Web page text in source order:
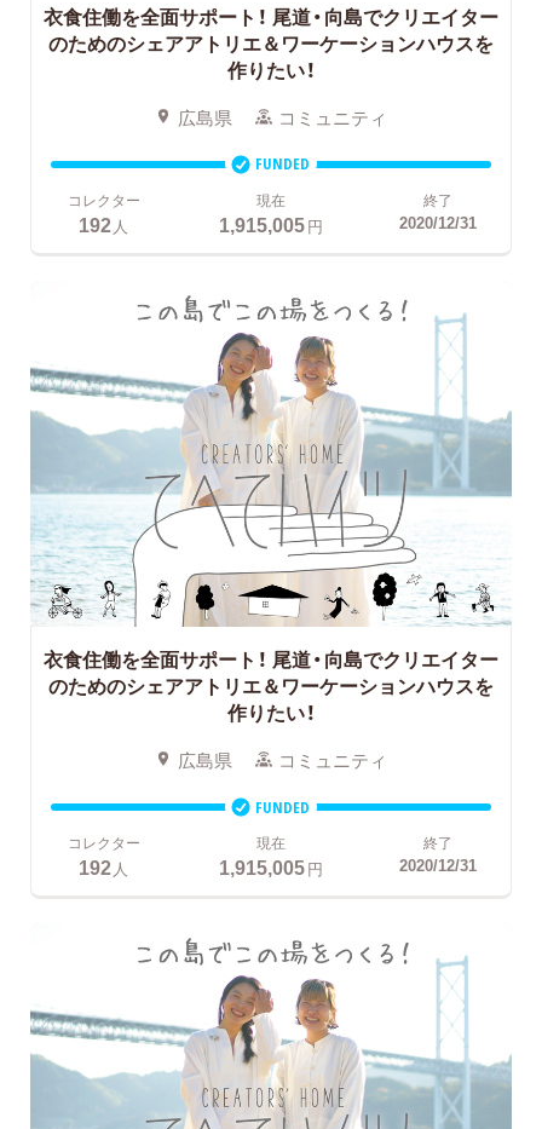
衣食住働を全面サポート！ 尾道・向島でクリエイター
のためのシェアアトリエ＆ワーケーションハウスを
作りたい！
広島県 コミュニティ
FUNDED
コレクター
192 人
現在
1,915,005円
終了
2020/12/31
衣食住働を全面サポート！ 尾道・向島でクリエイター
のためのシェアアトリエ＆ワーケーションハウスを
作りたい！
広島県 コミュニティ
FUNDED
コレクター
192人
現在
1,915,005円
終了
2020/12/31